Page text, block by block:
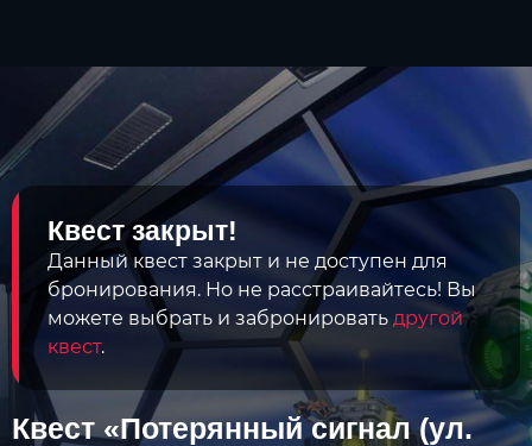
Квест закрыт!
Данный квест закрыт и не доступен для
бронирования. Но не расстраивайтесь! Вы
можете выбрать и забронировать другой
квест.
Квест «Потерянный сигнал (ул.